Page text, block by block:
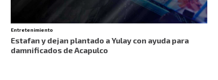
Entretenimiento
Estafan y dejan plantado a Yulay con ayuda para
damnificados de Acapulco